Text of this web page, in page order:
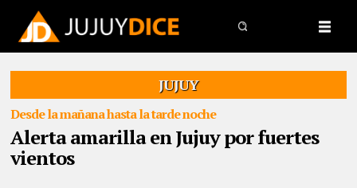
JUJUY
Desde la mañana hasta la tarde noche
Alerta amarilla en Jujuy por fuertes
vientos